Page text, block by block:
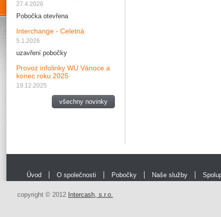
27.4.2026
Pobočka otevřena
Interchange - Celetná
5.1.2026
uzavření pobočky
Provoz infolinky WU Vánoce a
konec roku 2025
19.12.2025
všechny novinky
Úvod O společnosti Pobočky Naše služby
copyright © 2012 Intercash, s.r.o.